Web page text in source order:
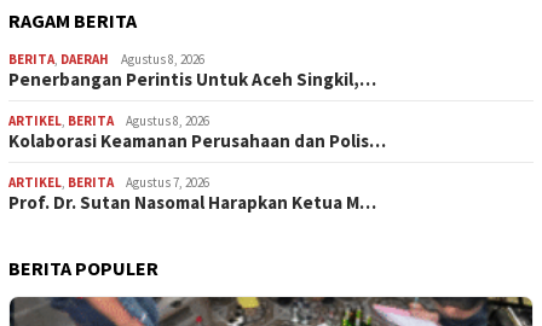
RAGAM BERITA
BERITA, DAERAH Agustus 8, 2026
Penerbangan Perintis Untuk Aceh Singkil,…
ARTIKEL, BERITA Agustus 8, 2026
Kolaborasi Keamanan Perusahaan dan Polis…
ARTIKEL, BERITA Agustus 7, 2026
Prof. Dr. Sutan Nasomal Harapkan Ketua M…
BERITA POPULER